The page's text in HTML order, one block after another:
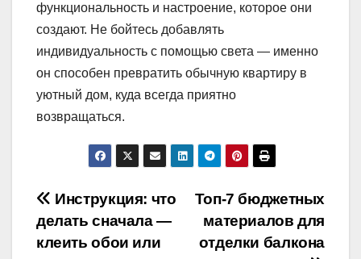
функциональность и настроение, которое они
создают. Не бойтесь добавлять
индивидуальность с помощью света — именно
он способен превратить обычную квартиру в
уютный дом, куда всегда приятно
возвращаться.
Навигация
по
Топ-7 бюджетных
материалов для
отделки балкона
Инструкция: что
делать сначала —
клеить обои или